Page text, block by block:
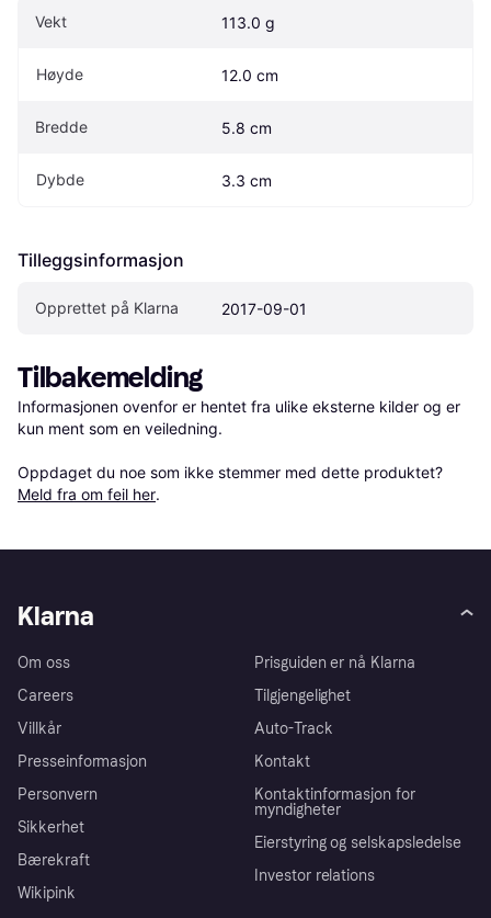
Vekt 113.0 g
Høyde 12.0 cm
Bredde 5.8 cm
Dybde 3.3 cm
Tilleggsinformasjon
Opprettet på Klarna 2017-09-01
Tilbakemelding
Informasjonen ovenfor er hentet fra ulike eksterne kilder og er
kun ment som en veiledning.
Oppdaget du noe som ikke stemmer med dette produktet?
Meld fra om feil her.
Klarna
Om oss
Careers
Villkår
Presseinformasjon
Personvern
Sikkerhet
Bærekraft
Wikipink
Prisguiden er nå Klarna
Tilgjengelighet
Auto-Track
Kontakt
Kontaktinformasjon for
myndigheter
Eierstyring og selskapsledelse
Investor relations